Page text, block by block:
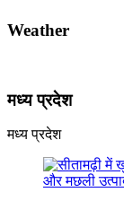
Weather
मध्य प्रदेश
मध्य प्रदेश